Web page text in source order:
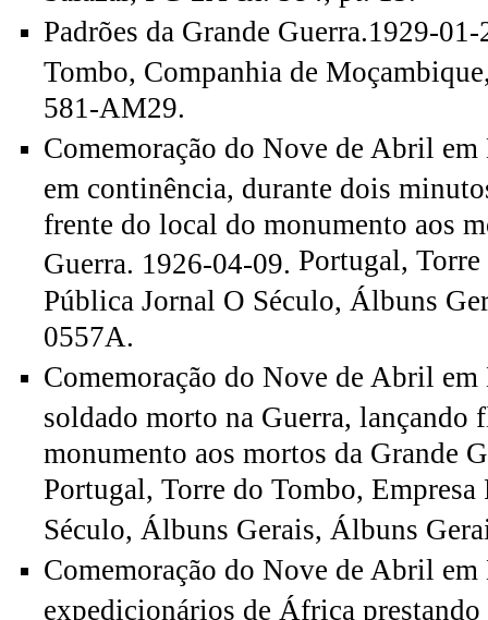
Padrões da Grande Guerra.1929-01-
Tombo, Companhia de
581-AM29.
Comemoração do Nove de Abril
em continência, durante dois
frente do local do monumento aos
Guerra. 1926-04-09. Portugal,
Pública Jornal O Século, Álbuns
0557A.
Comemoração do Nove de Abril
soldado morto na Guerra, lançando
monumento aos mortos da Grande
Portugal, Torre do Tombo,
Século, Álbuns Gerais, Álbuns
Comemoração do Nove de Abril
expedicionários de África prestando